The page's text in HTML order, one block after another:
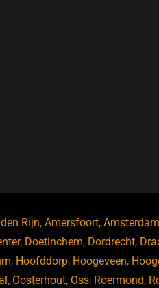
Rijn, Amersfoort, Amsterdam
, Doetinchem, Dordrecht,
, Hoofddorp, Hoogeveen,
, Oosterhout, Oss, Roermond,